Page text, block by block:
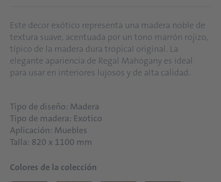
Este decor exótico representa una madera noble de
textura suave, acentuada por un tono marrón rojizo,
típico de la madera dura tropical original. La
elegante apariencia de Regal Mahogany es ideal
para usar en interiores lujosos y de alta calidad.
Tipo de diseño: Madera
Tipo de madera: Exotico
Aplicación: Muebles
Talla: 820 x 1100 mm
Colores de la colección